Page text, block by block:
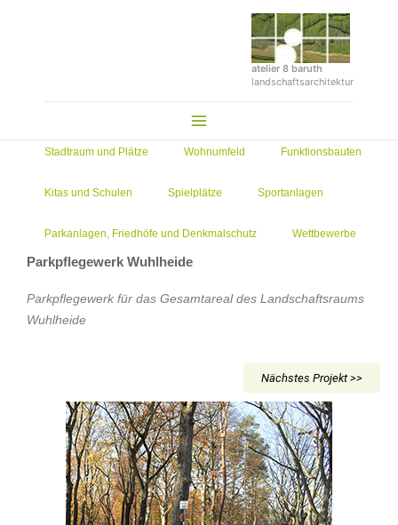
atelier 8 baruth
landschaftsarchitektur
Main
Menu
Stadtraum und Plätze Wohnumfeld Funktionsbauten
Kitas und Schulen Spielplätze Sportanlagen
Parkanlagen, Friedhöfe und Denkmalschutz Wettbewerbe
Parkpflegewerk Wuhlheide
Parkpflegewerk für das Gesamtareal des Landschaftsraums
Wuhlheide
Nächstes Projekt >>